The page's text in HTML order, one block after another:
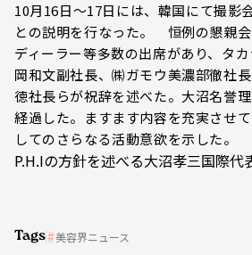
10月16日〜17日には、韓国にて撮影
との説明を行なった。 恒例の懇親会
ディーラー等多数の出席があり、タ
岡和文副社長、㈱ガモウ美濃部徹社
徳社長らが祝辞を述べた。大沼名誉
経過した。ますます内容を充実させ
してのさらなる活動意欲を示した。
P.H.Iの方針を述べる大沼孝三国際代
Tags 美容界ニュース